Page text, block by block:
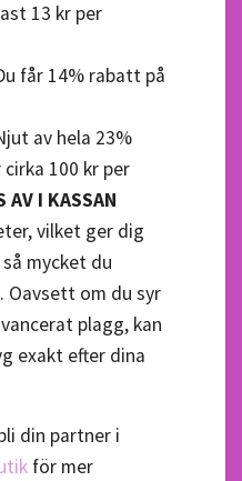
13 kr per
får 14% rabatt på
av hela 23%
100 kr per
AV I KASSAN
vilket ger dig
mycket du
om du syr
plagg, kan
exakt efter dina
din partner i
för mer